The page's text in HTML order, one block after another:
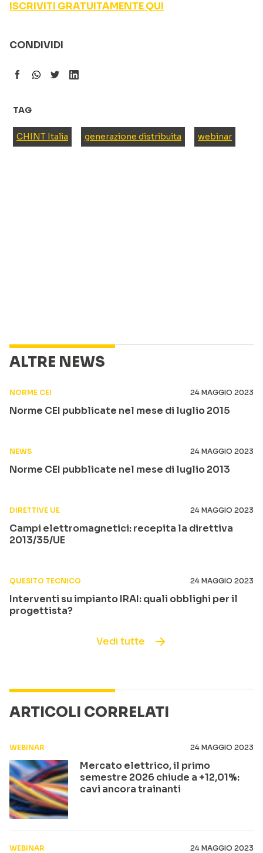
ISCRIVITI GRATUITAMENTE QUI
CONDIVIDI
TAG
CHINT Italia generazione distribuita webinar
ALTRE NEWS
NORME CEI 24 MAGGIO 2023
Norme CEI pubblicate nel mese di luglio 2015
NEWS 24 MAGGIO 2023
Norme CEI pubblicate nel mese di luglio 2013
DIRETTIVE UE 24 MAGGIO 2023
Campi elettromagnetici: recepita la direttiva
2013/35/UE
QUESITO TECNICO 24 MAGGIO 2023
Interventi su impianto IRAI: quali obblighi per il
progettista?
Vedi tutte
ARTICOLI CORRELATI
WEBINAR 24 MAGGIO 2023
Mercato elettrico, il primo
semestre 2026 chiude a +12,01%:
cavi ancora trainanti
WEBINAR 24 MAGGIO 2023